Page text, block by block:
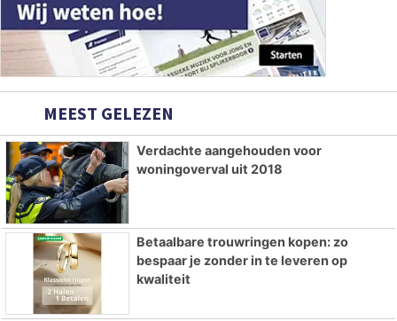
MEEST GELEZEN
Verdachte aangehouden voor
woningoverval uit 2018
Betaalbare trouwringen kopen: zo
bespaar je zonder in te leveren op
kwaliteit